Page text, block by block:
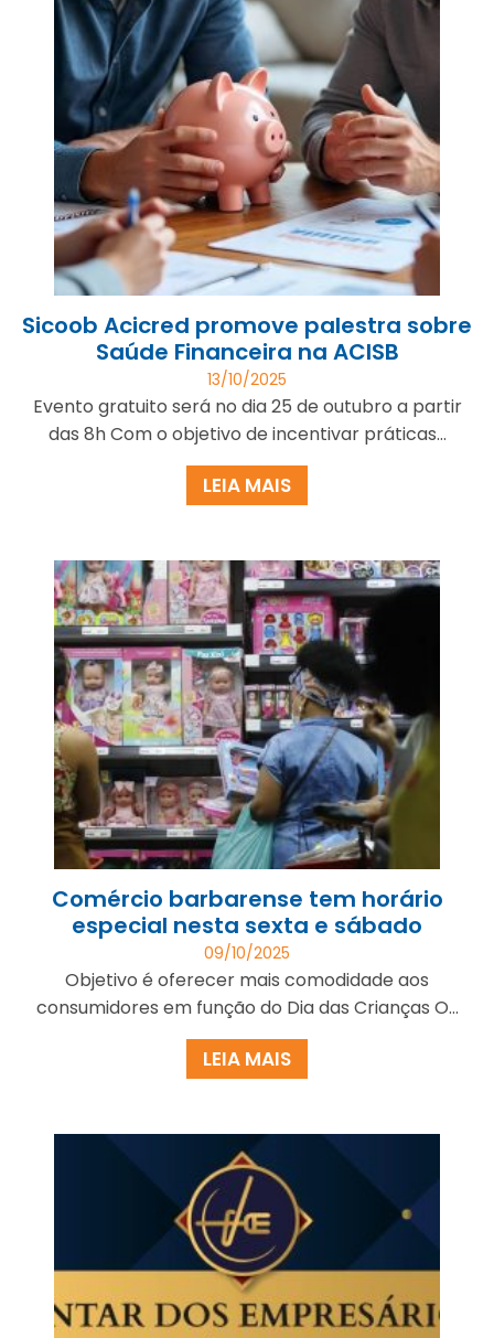
Sicoob Acicred promove palestra sobre
Saúde Financeira na ACISB
13/10/2025
Evento gratuito será no dia 25 de outubro a partir
das 8h Com o objetivo de incentivar práticas...
LEIA MAIS
Comércio barbarense tem horário
especial nesta sexta e sábado
09/10/2025
Objetivo é oferecer mais comodidade aos
consumidores em função do Dia das Crianças O...
LEIA MAIS